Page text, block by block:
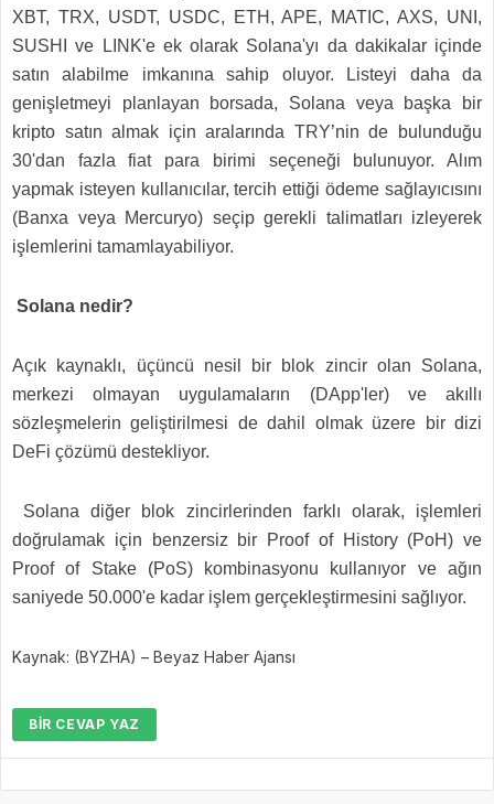
XBT, TRX, USDT, USDC, ETH, APE, MATIC, AXS, UNI,
SUSHI ve LINK'e ek olarak Solana'yı da dakikalar içinde
satın alabilme imkanına sahip oluyor. Listeyi daha da
genişletmeyi planlayan borsada, Solana veya başka bir
kripto satın almak için aralarında TRY’nin de bulunduğu
30'dan fazla fiat para birimi seçeneği bulunuyor. Alım
yapmak isteyen kullanıcılar, tercih ettiği ödeme sağlayıcısını
(Banxa veya Mercuryo) seçip gerekli talimatları izleyerek
işlemlerini tamamlayabiliyor.
Solana nedir?
Açık kaynaklı, üçüncü nesil bir blok zincir olan Solana,
merkezi olmayan uygulamaların (DApp'ler) ve akıllı
sözleşmelerin geliştirilmesi de dahil olmak üzere bir dizi
DeFi çözümü destekliyor.
Solana diğer blok zincirlerinden farklı olarak, işlemleri
doğrulamak için benzersiz bir Proof of History (PoH) ve
Proof of Stake (PoS) kombinasyonu kullanıyor ve ağın
saniyede 50.000'e kadar işlem gerçekleştirmesini sağlıyor.
Kaynak: (BYZHA) – Beyaz Haber Ajansı
BIR CEVAP YAZ